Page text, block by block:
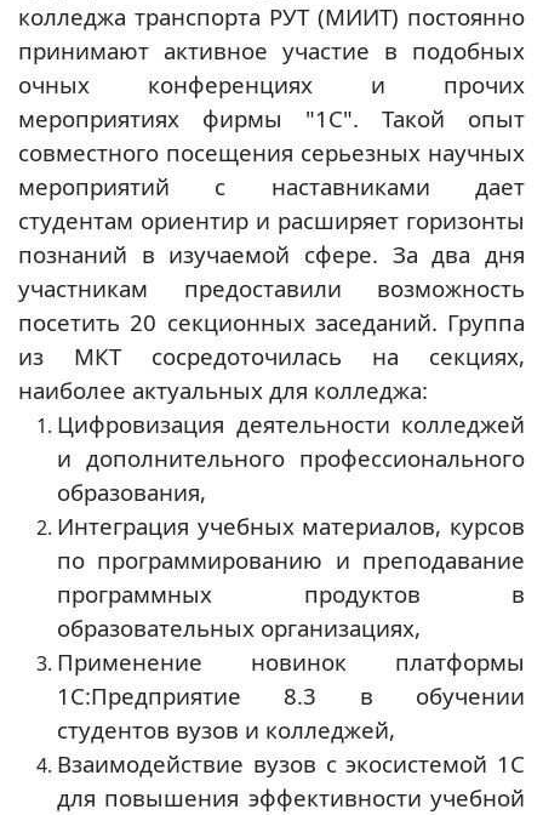
колледжа транспорта РУТ (МИИТ) постоянно
принимают активное участие в подобных
очных конференциях и прочих
мероприятиях фирмы "1С". Такой опыт
совместного посещения серьезных научных
мероприятий с наставниками дает
студентам ориентир и расширяет горизонты
познаний в изучаемой сфере. За два дня
участникам предоставили возможность
посетить 20 секционных заседаний. Группа
из МКТ сосредоточилась на секциях,
наиболее актуальных для колледжа:
Цифровизация деятельности колледжей
и дополнительного профессионального
образования,
Интеграция учебных материалов, курсов
по программированию и преподавание
программных продуктов в
образовательных организациях,
Применение новинок платформы
1С:Предприятие 8.3 в обучении
студентов вузов и колледжей,
Взаимодействие вузов с экосистемой 1С
для повышения эффективности учебной